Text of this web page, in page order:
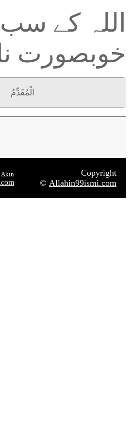
اللہ کے
خوبصورت
الْمُقَدِّمُ
Copyright
© Allahin99ismi.com
Akın